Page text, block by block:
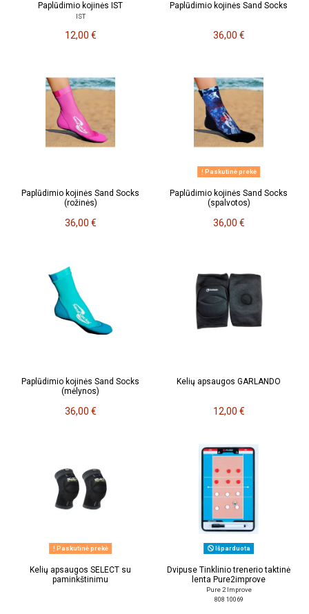
Paplūdimio kojinės IST
IST
12,00 €
Paplūdimio kojinės Sand Socks
36,00 €
Paplūdimio kojinės Sand Socks
(rožinės)
36,00 €
Paskutinė prekė
Paplūdimio kojinės Sand Socks
(spalvotos)
36,00 €
Paplūdimio kojinės Sand Socks
(mėlynos)
36,00 €
Kelių apsaugos GARLANDO
12,00 €
Paskutinė prekė
Kelių apsaugos SELECT su
paminkštinimu
Išparduota
Dvipuse Tinklinio trenerio taktinė
lenta Pure2improve
Pure 2 Improve
808 10069